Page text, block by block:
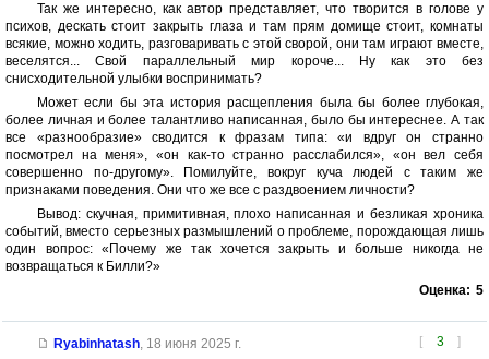
Так же интересно, как автор представляет, что творится в голове у
психов, дескать стоит закрыть глаза и там прям домище стоит, комнаты
всякие, можно ходить, разговаривать с этой сворой, они там играют вместе,
веселятся... Свой параллельный мир короче... Ну как это без
снисходительной улыбки воспринимать?
Может если бы эта история расщепления была бы более глубокая,
более личная и более талантливо написанная, было бы интереснее. А так
все «разнообразие» сводится к фразам типа: «и вдруг он странно
посмотрел на меня», «он как-то странно расслабился», «он вел себя
совершенно по-другому». Помилуйте, вокруг куча людей с таким же
признаками поведения. Они что же все с раздвоением личности?
Вывод: скучная, примитивная, плохо написанная и безликая хроника
событий, вместо серьезных размышлений о проблеме, порождающая лишь
один вопрос: «Почему же так хочется закрыть и больше никогда не
возвращаться к Билли?»
Оценка: 5
[ 3 ]
Ryabinhatash, 18 июня 2025 г.